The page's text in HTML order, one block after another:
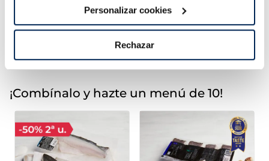
Personalizar cookies
Rechazar
¡Combínalo y hazte un menú de 10!